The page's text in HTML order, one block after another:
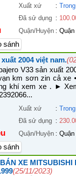
Xuất xứ :
Đã sử dụng :
Quận/Huyện :
sánh
2004 việt nam.
V33 sản xuất
km sơn zin cả xe
khí xem xe . ►
Xuất xứ :
Đã sử dụng :
Quận/Huyện :
sánh
XE MITSUBISHI
(25/11/2023)